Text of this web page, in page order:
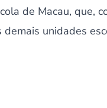
de Macau, que,
unidades